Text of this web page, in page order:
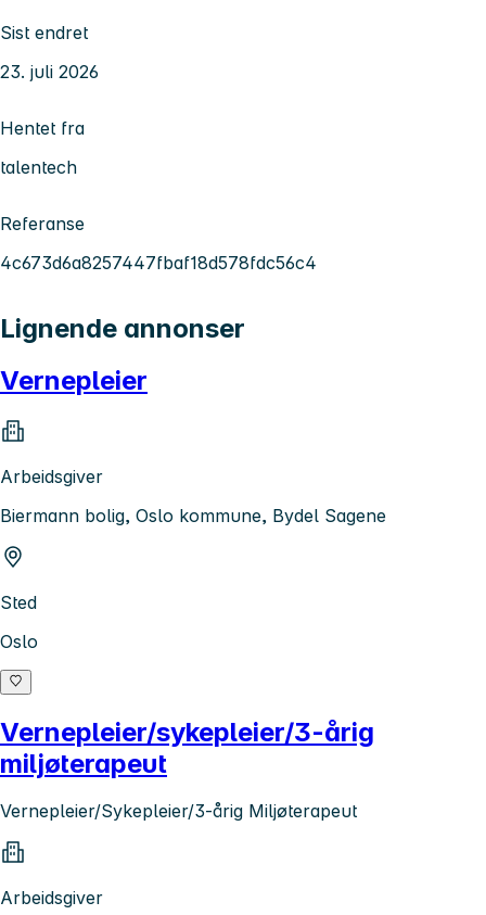
Sist endret
23. juli 2026
Hentet fra
talentech
Referanse
4c673d6a8257447fbaf18d578fdc56c4
Lignende annonser
Vernepleier
Arbeidsgiver
Biermann bolig, Oslo kommune, Bydel Sagene
Sted
Oslo
Vernepleier/sykepleier/3-årig
miljøterapeut
Vernepleier/Sykepleier/3-årig Miljøterapeut
Arbeidsgiver